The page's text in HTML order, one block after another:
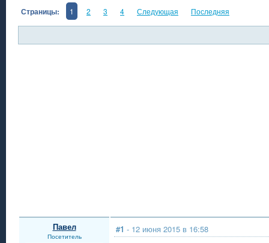
Страницы: 1 2 3 4 Следующая Последняя
Павел
Посетитель
#1 - 12 июня 2015 в 16:58